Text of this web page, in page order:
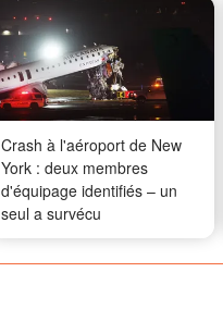
Crash à l'aéroport de New
York : deux membres
d'équipage identifiés – un
seul a survécu